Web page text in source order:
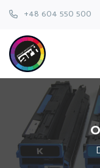
+48 604 550 500